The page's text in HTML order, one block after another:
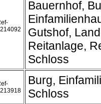
Bauernhof,
Gutshof,
Reitanlage,
Schloss
Burg,
Schloss